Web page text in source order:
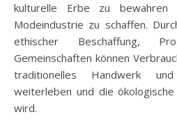
kulturelle Erbe zu bewahren
Modeindustrie zu schaffen.
ethischer Beschaffung,
Gemeinschaften können
traditionelles Handwerk
weiterleben und die
wird.